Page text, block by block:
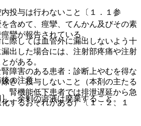
投与は行わないこと〔１．１参
際しては血管外に漏出しないよう十
出した場合には、注射部疼痛や注射
がある。
の注意
、余剰の溶液は廃棄すること。
含めて、痙攣、てんかん及びその素
攣が報告されている。
障害のある患者：診断上やむを得な
き、投与しないこと（本剤の主たる
腎機能低下患者では排泄遅延から急
するおそれがある）〔１．２、１